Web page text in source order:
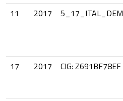
11
2017 5_17_ITAL_DEM
17
2017 CIG: Z691BF78EF